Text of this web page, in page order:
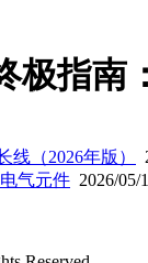
极指
线（2026年版）
气元件 2026/05/